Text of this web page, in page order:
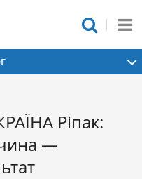
Ріпак:
—